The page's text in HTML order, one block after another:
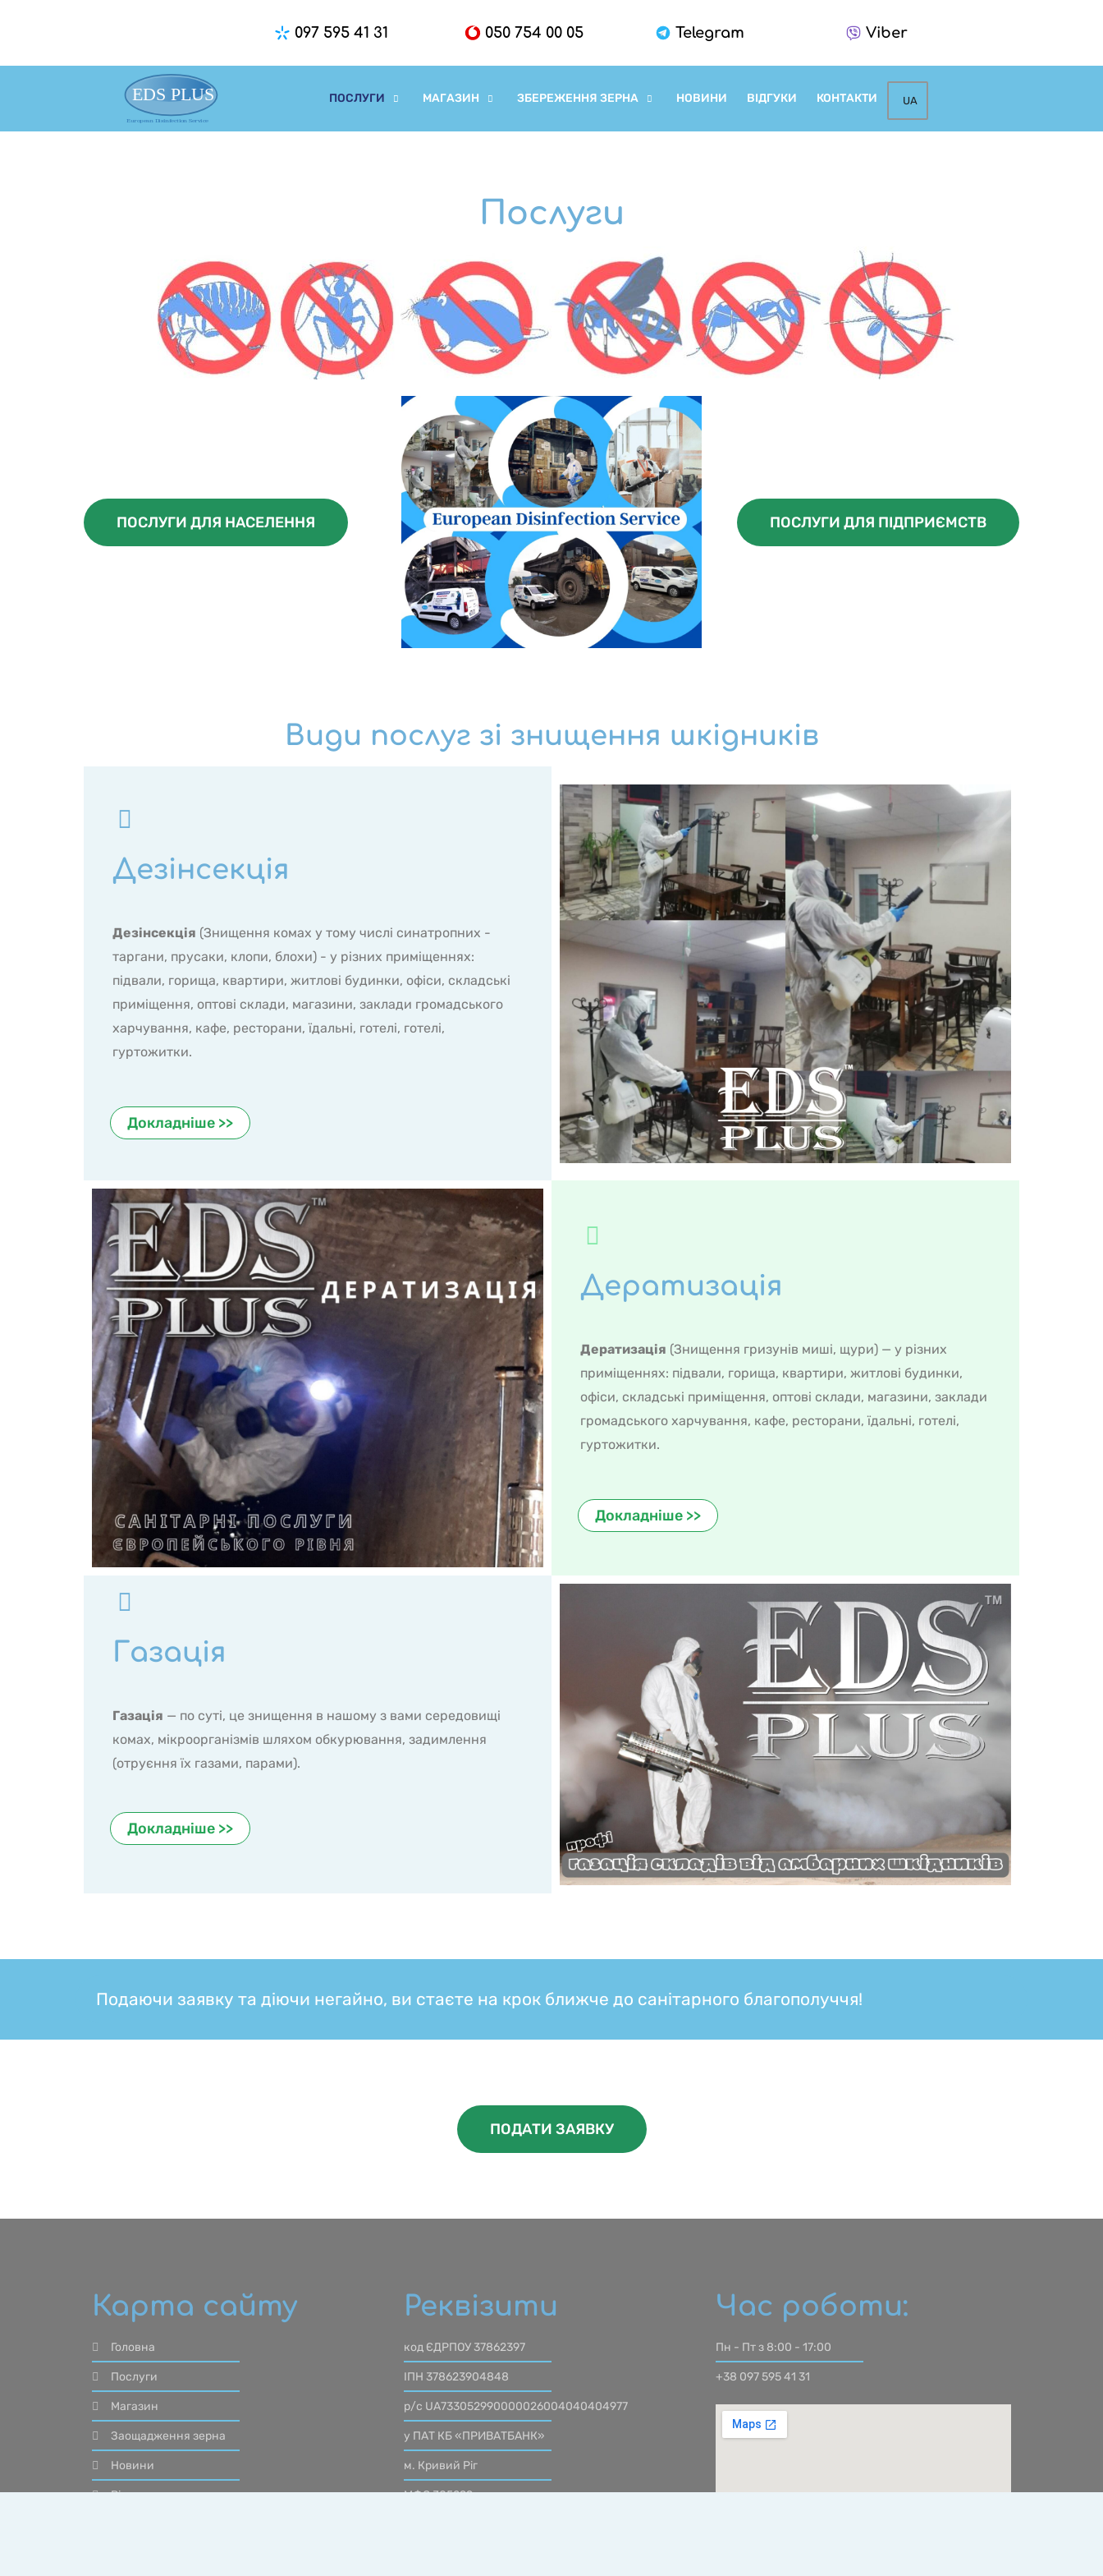
097 595 41 31 050 754 00 05 Telegram Viber
ПОСЛУГИ МАГАЗИН ЗБЕРЕЖЕННЯ ЗЕРНА НОВИНИ ВІДГУКИ КОНТАКТИ UA
Послуги
ПОСЛУГИ ДЛЯ НАСЕЛЕННЯ ПОСЛУГИ ДЛЯ ПІДПРИЄМСТВ
Види послуг зі знищення шкідників
Дезінсекція
Дезінсекція (Знищення комах у тому числі синатропних -
таргани, прусаки, клопи, блохи) - у різних приміщеннях:
підвали, горища, квартири, житлові будинки, офіси, складські
приміщення, оптові склади, магазини, заклади громадського
харчування, кафе, ресторани, їдальні, готелі, готелі,
гуртожитки.
Докладніше >>
Дератизація
Дератизація (Знищення гризунів миші, щури) — у різних
приміщеннях: підвали, горища, квартири, житлові будинки,
офіси, складські приміщення, оптові склади, магазини, заклади
громадського харчування, кафе, ресторани, їдальні, готелі,
гуртожитки.
Докладніше >>
Газація
Газація — по суті, це знищення в нашому з вами середовищі
комах, мікроорганізмів шляхом обкурювання, задимлення
(отруєння їх газами, парами).
Докладніше >>
Подаючи заявку та діючи негайно, ви стаєте на крок ближче до санітарного благополуччя!
ПОДАТИ ЗАЯВКУ
Карта сайту
Головна
Послуги
Магазин
Заощадження зерна
Новини
Відгуки
Реквізити
код ЄДРПОУ 37862397
ІПН 378623904848
р/с UA733052990000026004040404977
у ПАТ КБ «ПРИВАТБАНК»
м. Кривий Ріг
МФО 305299
Час роботи:
Пн - Пт з 8:00 - 17:00
+38 097 595 41 31